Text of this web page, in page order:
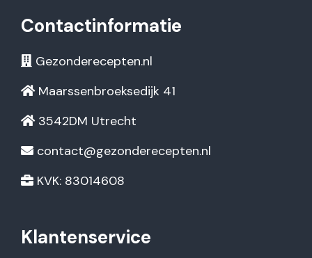
Contactinformatie
Gezonderecepten.nl
Maarssenbroeksedijk 41
3542DM Utrecht
contact@gezonderecepten.nl
KVK: 83014608
Klantenservice